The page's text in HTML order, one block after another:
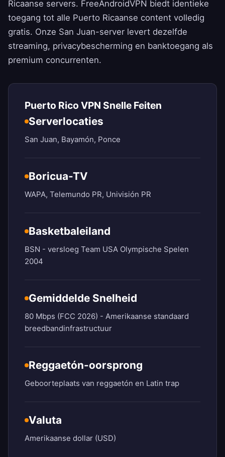
Ricaanse servers. FreeAndroidVPN biedt identieke
toegang tot alle Puerto Ricaanse content volledig
gratis. Onze San Juan-server levert dezelfde
streaming, privacybescherming en banktoegang als
premium concurrenten.
Puerto Rico VPN Snelle Feiten
Serverlocaties
San Juan, Bayamón, Ponce
Boricua-TV
WAPA, Telemundo PR, Univisión PR
Basketbaleiland
BSN - versloeg Team USA Olympische Spelen
2004
Gemiddelde Snelheid
80 Mbps (FCC 2026) - Amerikaanse standaard
breedbandinfrastructuur
Reggaetón-oorsprong
Geboorteplaats van reggaetón en Latin trap
Valuta
Amerikaanse dollar (USD)